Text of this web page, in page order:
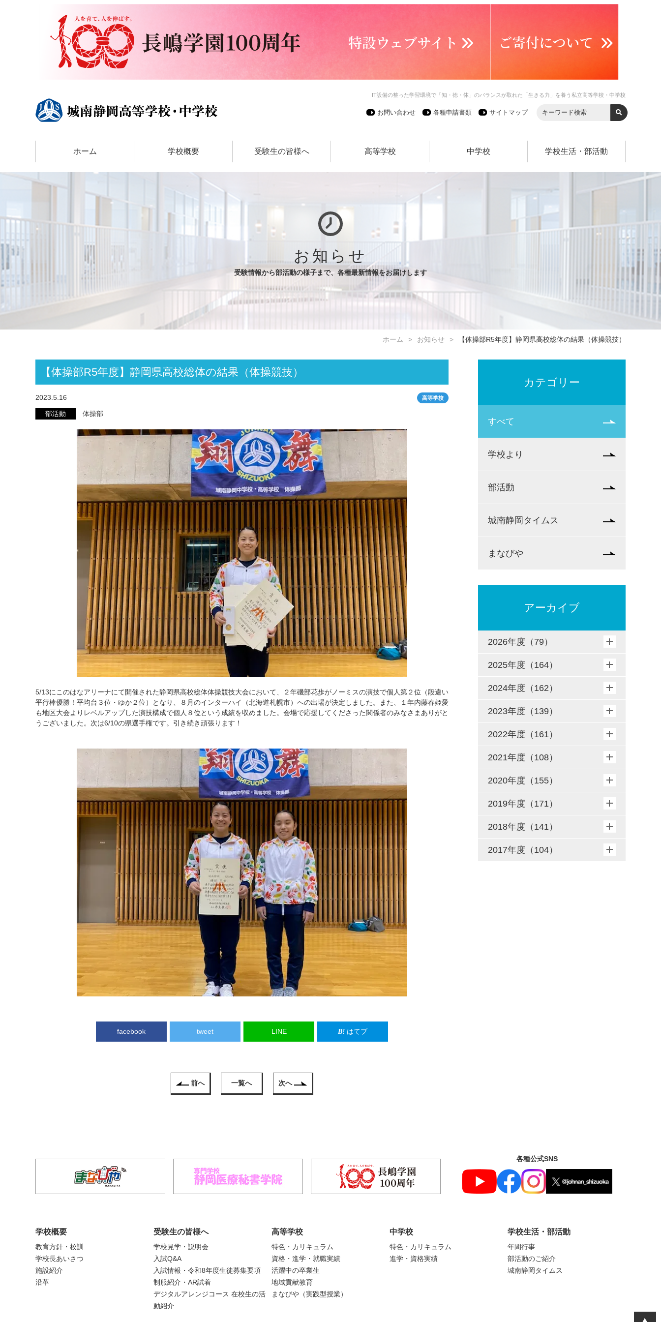
IT設備の整った学習環境で「知・徳・体」のバランスが取れた「生きる力」を養う私立高等学校・中学校
お問い合わせ 各種申請書類 サイトマップ
ホーム 学校概要 受験生の皆様へ 高等学校 中学校 学校生活・部活動
お知らせ
受験情報から部活動の様子まで、各種最新情報をお届けします
ホーム お知らせ 【体操部R5年度】静岡県高校総体の結果（体操競技）
【体操部R5年度】静岡県高校総体の結果（体操競技）
2023.5.16 高等学校
部活動 体操部
5/13にこのはなアリーナにて開催された静岡県高校総体体操競技大会において、２年磯部花歩がノーミスの演技で個人第２位（段違い
平行棒優勝！平均台３位・ゆか２位）となり、８月のインターハイ（北海道札幌市）への出場が決定しました。また、１年内藤春姫愛
も地区大会よりレベルアップした演技構成で個人８位という成績を収めました。会場で応援してくださった関係者のみなさまありがと
うございました。次は6/10の県選手権です。引き続き頑張ります！
facebook tweet LINE はてブ
前へ 一覧へ 次へ
カテゴリー
すべて
学校より
部活動
城南静岡タイムス
まなびや
アーカイブ
2026年度（79）
2025年度（164）
2024年度（162）
2023年度（139）
2022年度（161）
2021年度（108）
2020年度（155）
2019年度（171）
2018年度（141）
2017年度（104）
各種公式SNS
学校概要
教育方針・校訓
学校長あいさつ
施設紹介
沿革
受験生の皆様へ
学校見学・説明会
入試Q&A
入試情報・令和8年度生徒募集要項
制服紹介・AR試着
デジタルアレンジコース 在校生の活
動紹介
高等学校
特色・カリキュラム
資格・進学・就職実績
活躍中の卒業生
地域貢献教育
まなびや（実践型授業）
中学校
特色・カリキュラム
進学・資格実績
学校生活・部活動
年間行事
部活動のご紹介
城南静岡タイムス